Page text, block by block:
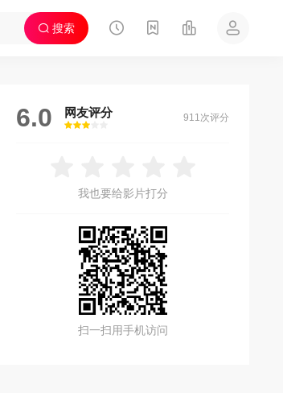
搜索
6.0 网友评分
很差
较差还行推荐力荐
911次评分
我也要给影片打分
扫一扫用手机访问